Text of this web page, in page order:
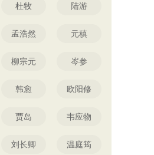
杜牧 陆游
孟浩然 元稹
柳宗元 岑参
韩愈 欧阳修
贾岛 韦应物
刘长卿 温庭筠